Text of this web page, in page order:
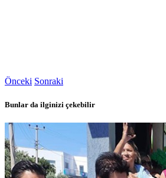
Önceki Sonraki
Bunlar da ilginizi çekebilir